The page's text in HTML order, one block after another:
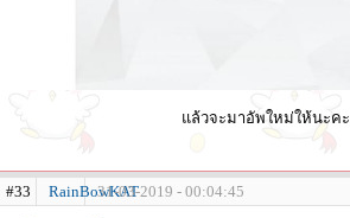
แล้วจะมาอัพใหม่ให้นะคะ
#33 RainBowKAT31-03-2019 - 00:04:45